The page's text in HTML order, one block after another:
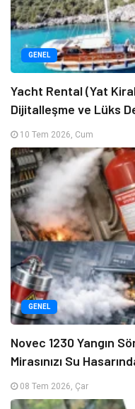
GENEL
Yacht Rental (Yat
Dijitalleşme ve Lüks
10 Tem 2026, Cum
GENEL
Novec 1230 Yangın
Mirasınızı Su
08 Tem 2026, Çar